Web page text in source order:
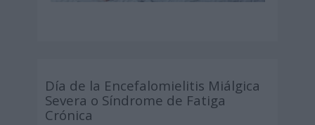
Día de la Encefalomielitis Miálgica
Severa o Síndrome de Fatiga
Crónica